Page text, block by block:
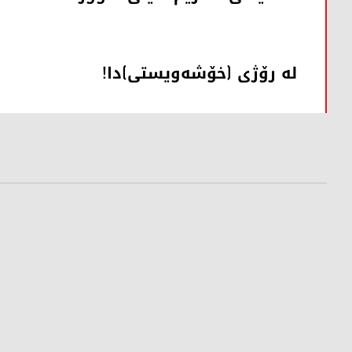
لە رۆژی (خۆشەویستی)دا!